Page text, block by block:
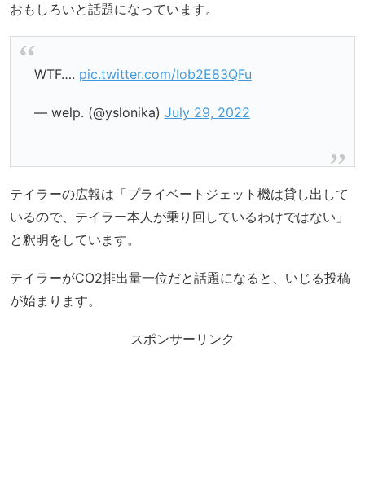
おもしろいと話題になっています。
WTF…. pic.twitter.com/Iob2E83QFu
— welp. (@yslonika) July 29, 2022
テイラーの広報は「プライベートジェット機は貸し出して
いるので、テイラー本人が乗り回しているわけではない」
と釈明をしています。
テイラーがCO2排出量一位だと話題になると、いじる投稿
が始まります。
スポンサーリンク